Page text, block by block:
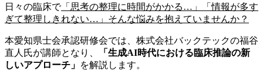
日々の臨床で「思考の整理に時間がかかる…」「情報が多す
ぎて整理しきれない…」そんな悩みを抱えていませんか？
本愛知県士会承認研修会では、株式会社バックテックの福谷
直人氏が講師となり、
「生成AI時代における臨床推論の新
しいアプローチ」 を解説します。